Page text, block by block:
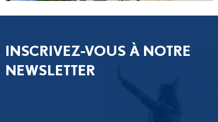
INSCRIVEZ-VOUS À NOTRE
NEWSLETTER